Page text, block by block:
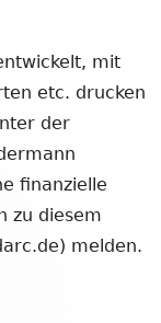
mit
etc. drucken
der
finanzielle
zu diesem
melden.